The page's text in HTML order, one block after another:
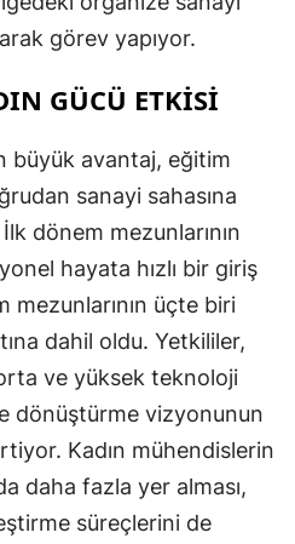
görev yapıyor.
GÜCÜ ETKİSİ
büyük avantaj, eğitim
sanayi sahasına
dönem mezunlarının
hayata hızlı bir giriş
üçte biri
dahil oldu. Yetkililer,
ve yüksek teknoloji
dönüştürme vizyonunun
Kadın mühendislerin
daha fazla yer alması,
süreçlerini de